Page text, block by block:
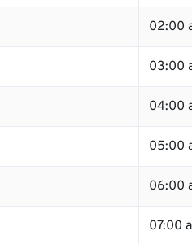
02:00
03:00
04:00
05:00
06:00
07:00